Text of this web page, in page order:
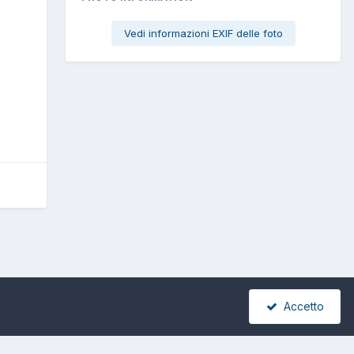
Vedi informazioni EXIF delle foto
Accetto